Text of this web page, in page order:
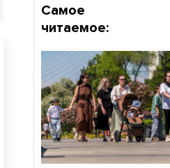
Самое
читаемое: